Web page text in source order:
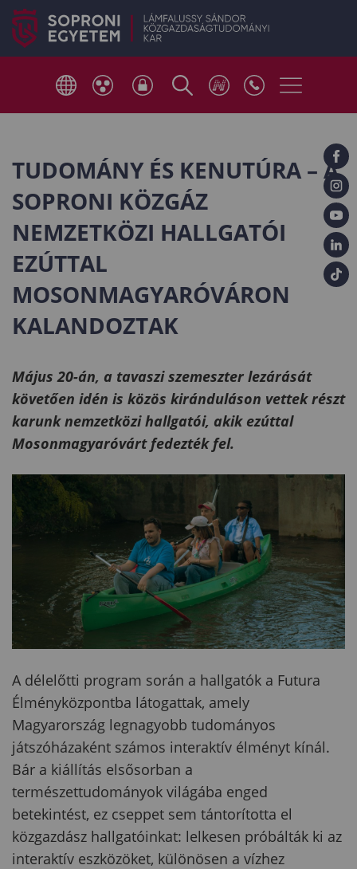
TUDOMÁNY ÉS KENUTÚRA – A
SOPRONI KÖZGÁZ
NEMZETKÖZI HALLGATÓI
EZÚTTAL
MOSONMAGYARÓVÁRON
KALANDOZTAK
Május 20-án, a tavaszi szemeszter lezárását
követően idén is közös kiránduláson vettek részt
karunk nemzetközi hallgatói, akik ezúttal
Mosonmagyaróvárt fedezték fel.
A délelőtti program során a hallgatók a Futura
Élményközpontba látogattak, amely
Magyarország legnagyobb tudományos
játszóházaként számos interaktív élményt kínál.
Bár a kiállítás elsősorban a
természettudományok világába enged
betekintést, ez cseppet sem tántorította el
közgazdász hallgatóinkat: lelkesen próbálták ki az
interaktív eszközöket, különösen a vízhez